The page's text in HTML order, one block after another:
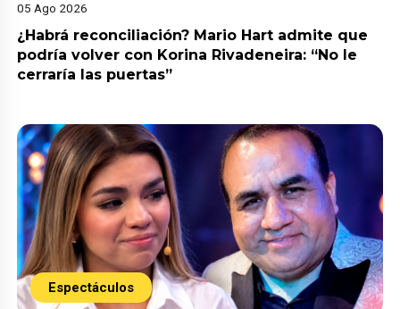
05 Ago 2026
¿Habrá reconciliación? Mario Hart admite que
podría volver con Korina Rivadeneira: “No le
cerraría las puertas”
Espectáculos